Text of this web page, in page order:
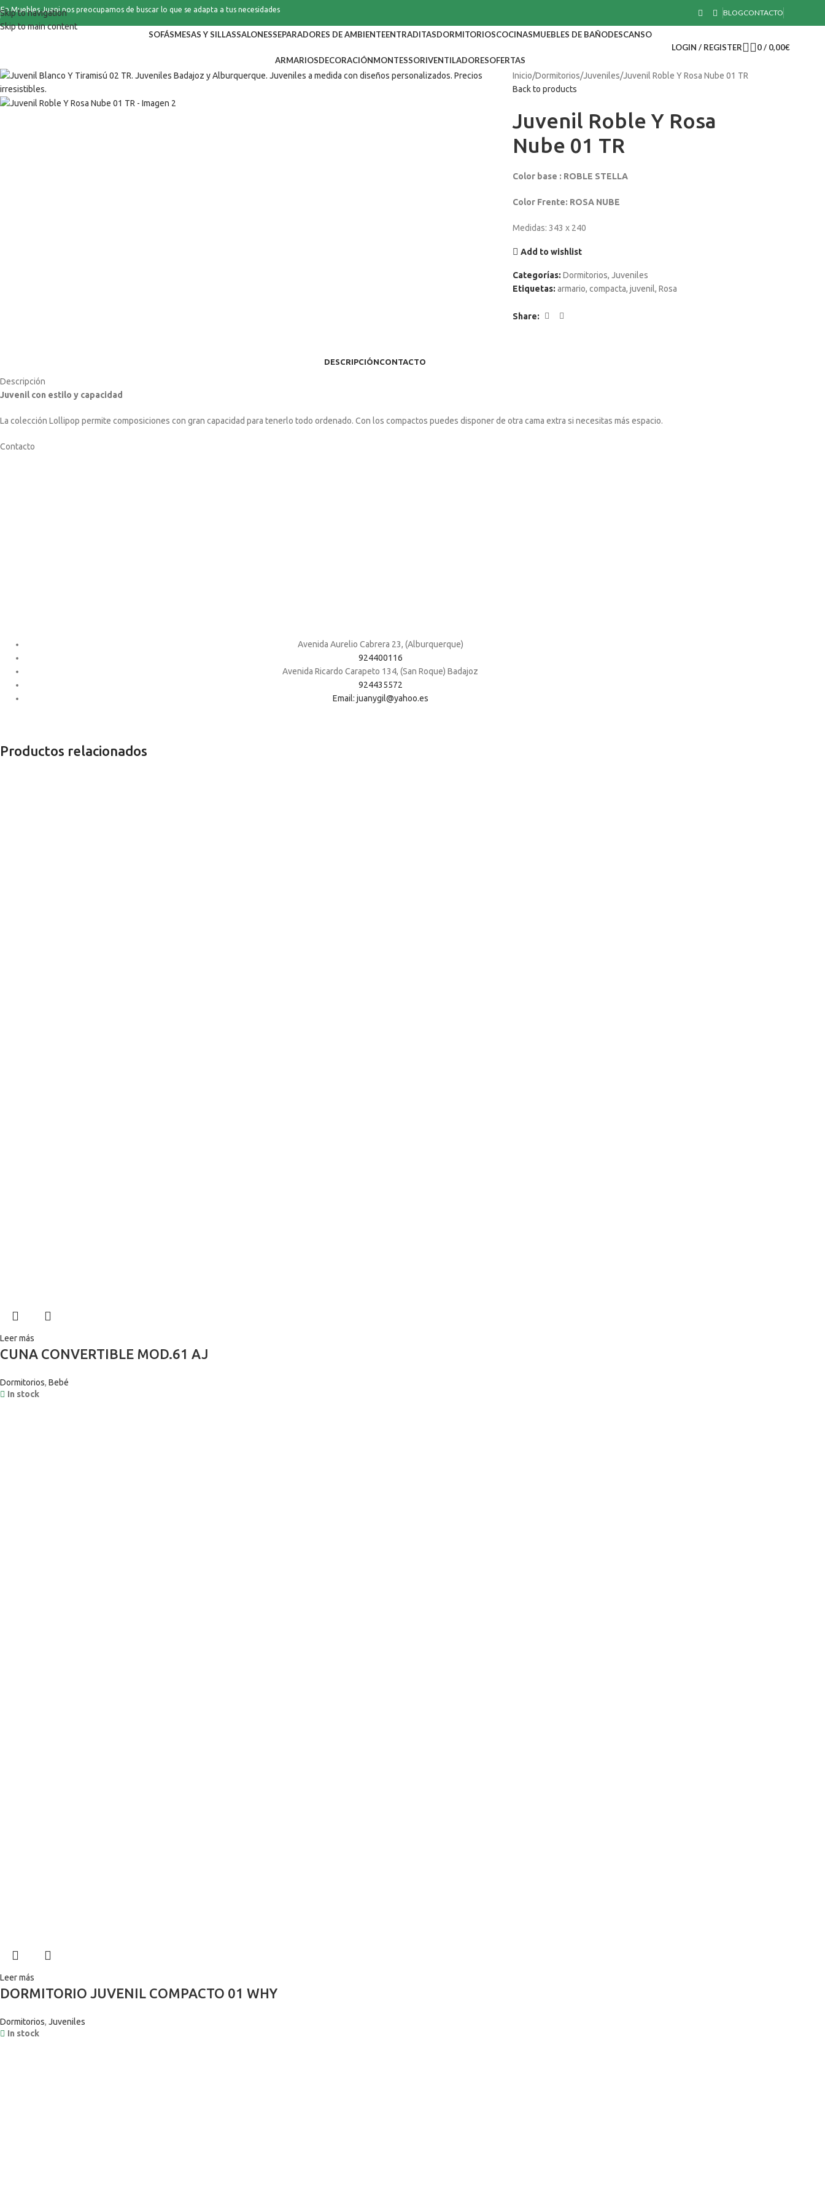
Skip to navigation
Skip to main content
En Muebles Juani nos preocupamos de buscar lo que se adapta a tus necesidades BLOGCONTACTO
SOFÁSMESAS Y SILLASSALONESSEPARADORES DE AMBIENTEENTRADITASDORMITORIOSCOCINASMUEBLES DE BAÑODESCANSO
ARMARIOSDECORACIÓNMONTESSORIVENTILADORESOFERTAS
LOGIN / REGISTER 0/ 0,00€
Inicio Dormitorios Juveniles Juvenil Roble Y Rosa Nube 01 TR
Back to products
Juvenil Roble Y Rosa
Nube 01 TR
Color base : ROBLE STELLA
Color Frente: ROSA NUBE
Medidas: 343 x 240
Add to wishlist
Categorías: Dormitorios, Juveniles
Etiquetas: armario, compacta, juvenil, Rosa
Share:
DESCRIPCIÓNCONTACTO
Descripción
Juvenil con estilo y capacidad
La colección Lollipop permite composiciones con gran capacidad para tenerlo todo ordenado. Con los compactos puedes disponer de otra cama extra si necesitas más espacio.
Contacto
Avenida Aurelio Cabrera 23, (Alburquerque)
924400116
Avenida Ricardo Carapeto 134, (San Roque) Badajoz
924435572
Email: juanygil@yahoo.es
Productos relacionados
Leer más
CUNA CONVERTIBLE MOD.61 AJ
Dormitorios, Bebé
In stock
Leer más
DORMITORIO JUVENIL COMPACTO 01 WHY
Dormitorios, Juveniles
In stock